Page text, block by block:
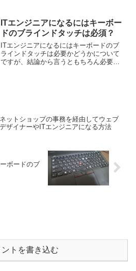
り返ることで、訪問者の方に無駄な勉強
をしなくていいように情...
ITエンジニアになるにはキーボー
ドのブラインドタッチは必須？
ITエンジニアになるにはキーボードのブ
ラインドタッチは必要かどうかについて
ですが、結論から言うともちろん必要で
ネットショップの事務を経由してウェブ
デザイナーやITエンジニアになる方法
ボードのブ
ントを書き込む